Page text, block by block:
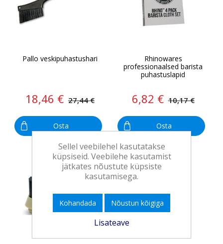
Pallo veskipuhastushari
18,46 € 27,44 €
Osta
Rhinowares
professionaalsed barista
puhastuslapid
6,82 € 10,17 €
Osta
Lõpumüük
-51%
Sellel veebilehel kasutatakse
küpsiseid. Veebilehe kasutamist
jätkates nõustute küpsiste
kasutamisega.
Kohandada Nõustun kõigiga
Lisateave